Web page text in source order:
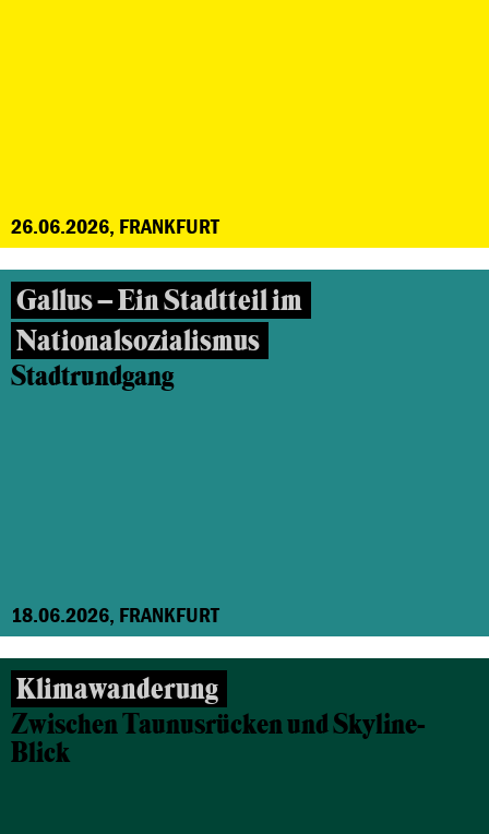
26.06.2026, FRANKFURT
Gallus – Ein Stadtteil im
Nationalsozialismus
Stadtrundgang
18.06.2026, FRANKFURT
Klimawanderung
Zwischen Taunusrücken und Skyline-
Blick